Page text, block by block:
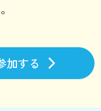
加する